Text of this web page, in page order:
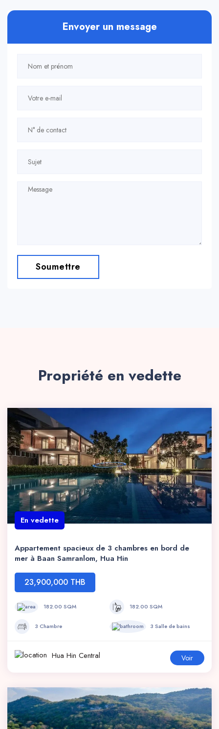
Envoyer un message
Soumettre
Propriété en vedette
En vedette
Appartement spacieux de 3 chambres en bord de
mer à Baan Samranlom, Hua Hin
23,900,000 THB
182.00 SQM 182.00 SQM
3 Chambre 3 Salle de bains
Hua Hin Central Voir